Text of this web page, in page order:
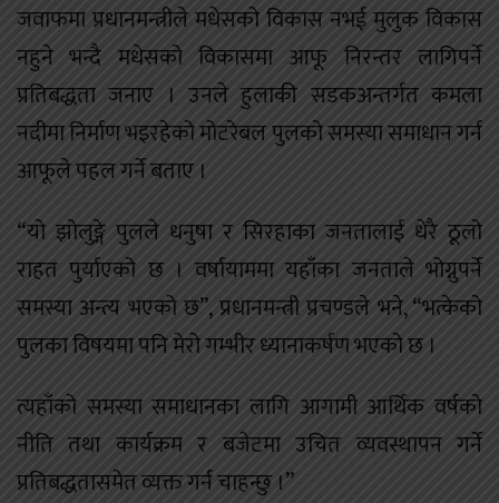
जवाफमा प्रधानमन्त्रीले मधेसको विकास नभई मुलुक विकास
नहुने भन्दै मधेसको विकासमा आफू निरन्तर लागिपर्ने
प्रतिबद्धता जनाए । उनले हुलाकी सडकअन्तर्गत कमला
नदीमा निर्माण भइरहेको मोटरेबल पुलको समस्या समाधान गर्न
आफूले पहल गर्ने बताए ।
“यो झोलुङ्गे पुलले धनुषा र सिरहाका जनतालाई धेरै ठूलो
राहत पुर्याएको छ । वर्षायाममा यहाँका जनताले भोग्नुपर्ने
समस्या अन्त्य भएको छ”, प्रधानमन्त्री प्रचण्डले भने, “भत्केको
पुलका विषयमा पनि मेरो गम्भीर ध्यानाकर्षण भएको छ ।
त्यहाँको समस्या समाधानका लागि आगामी आर्थिक वर्षको
नीति तथा कार्यक्रम र बजेटमा उचित व्यवस्थापन गर्ने
प्रतिबद्धतासमेत व्यक्त गर्न चाहन्छु ।”